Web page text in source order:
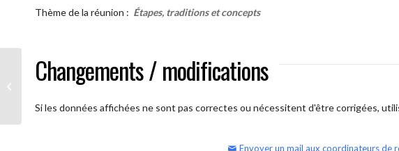
Thème de la réunion : Étapes, traditions et concepts
Changements / modifications
Si les données affichées ne sont pas correctes ou nécessitent d'être corrigées,
Envoyer un mail aux coordinateurs de
AA Humilité ( Atelier: “Étapes,